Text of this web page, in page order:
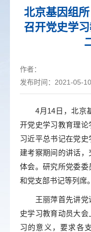
北京基因组所
召开党史学
作者：
发布时间：2021-05-10
4月14日，北京基
开党史学习教育理
习近平总书记在党
建考察期间的讲话
体会。研究所党委
和党支部书记等列席
王丽萍首先讲党
史学习教育动员大
习的意义，要求各